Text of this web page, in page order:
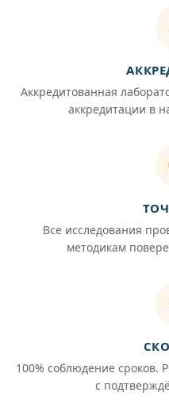
Аккредитованная
аккредитации в
Все исследования
методикам
100% соблюдение сроков.
с